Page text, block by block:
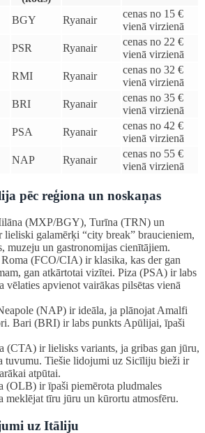
BGY Ryanair
cenas no 15 €
vienā virzienā
PSR Ryanair
cenas no 22 €
vienā virzienā
RMI Ryanair
cenas no 32 €
vienā virzienā
BRI Ryanair
cenas no 35 €
vienā virzienā
PSA Ryanair
cenas no 42 €
vienā virzienā
NAP Ryanair
cenas no 55 €
vienā virzienā
pēc reģiona un noskaņas
(MXP/BGY), Turīna (TRN) un
lieliski galamērķi “city break” braucieniem,
muzeju un gastronomijas cienītājiem.
(FCO/CIA) ir klasika, kas der gan
gan atkārtotai vizītei. Piza (PSA) ir labs
vēlaties apvienot vairākas pilsētas vienā
(NAP) ir ideāla, ja plānojat Amalfi
Bari (BRI) ir labs punkts Apūlijai, īpaši
(CTA) ir lielisks variants, ja gribas gan jūru,
tuvumu. Tiešie lidojumi uz Sicīliju bieži ir
atpūtai.
(OLB) ir īpaši piemērota pludmales
meklējat tīru jūru un kūrortu atmosfēru.
uz Itāliju